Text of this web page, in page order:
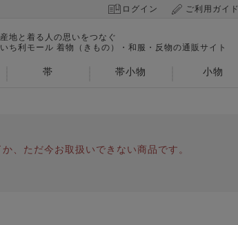
ログイン ご利用ガイド
産地と着る人の思いをつなぐ
いち利モール 着物（きもの）・和服・反物の通販サイト
帯 帯小物 小物
、ただ今お取扱いできない商品です。